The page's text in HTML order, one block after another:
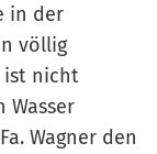
in der
völlig
ist nicht
Wasser
Wagner den